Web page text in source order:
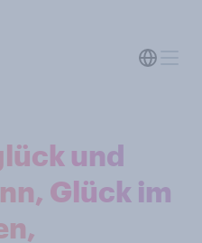
und
Glück im